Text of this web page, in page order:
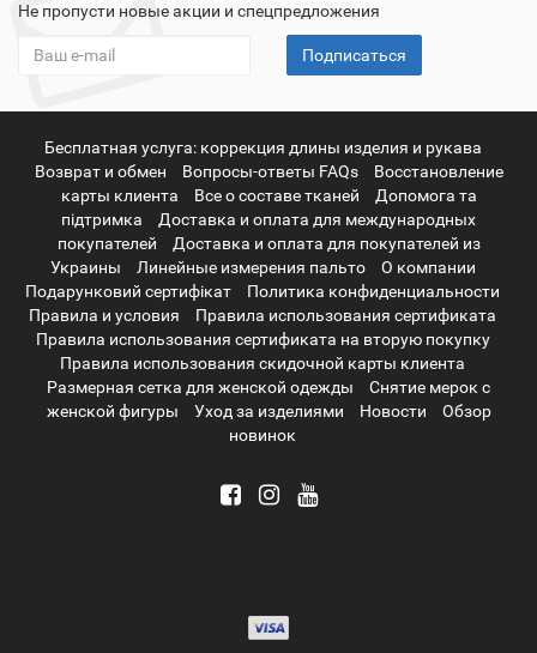
Не пропусти новые акции и спецпредложения
Подписаться
Бесплатная услуга: коррекция длины изделия и рукава
Возврат и обмен
Вопросы-ответы FAQs
Восстановление
карты клиента
Все о составе тканей
Допомога та
підтримка
Доставка и оплата для международных
покупателей
Доставка и оплата для покупателей из
Украины
Линейные измерения пальто
О компании
Подарунковий сертифікат
Политика конфиденциальности
Правила и условия
Правила использования сертификата
Правила использования сертификата на вторую покупку
Правила использования скидочной карты клиента
Размерная сетка для женской одежды
Снятие мерок с
женской фигуры
Уход за изделиями Новости
Обзор
новинок